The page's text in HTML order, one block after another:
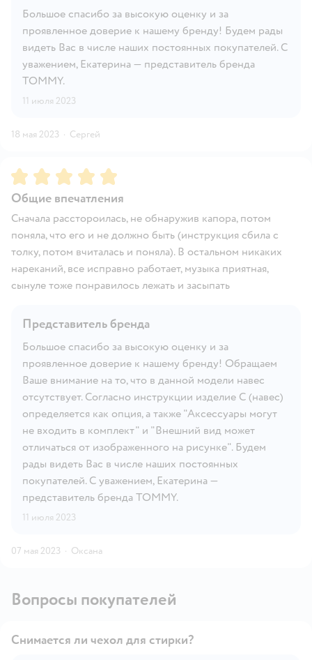
Большое спасибо за высокую оценку и за
проявленное доверие к нашему бренду! Будем рады
видеть Вас в числе наших постоянных покупателей. С
уважением, Екатерина — представитель бренда
TOMMY.
11 июля 2023
18 мая 2023 · Сергей
Рейтинг:5
Общие впечатления
Сначала расстороилась, не обнаружив капора, потом
поняла, что его и не должно быть (инструкция сбила с
толку, потом вчиталась и поняла). В остальном никаких
нареканий, все исправно работает, музыка приятная,
сынуле тоже понравилось лежать и засыпать
Представитель бренда
Большое спасибо за высокую оценку и за
проявленное доверие к нашему бренду! Обращаем
Ваше внимание на то, что в данной модели навес
отсутствует. Согласно инструкции изделие С (навес)
определяется как опция, а также "Аксессуары могут
не входить в комплект" и "Внешний вид может
отличаться от изображенного на рисунке". Будем
рады видеть Вас в числе наших постоянных
покупателей. С уважением, Екатерина —
представитель бренда TOMMY.
11 июля 2023
07 мая 2023 · Оксана
Вопросы покупателей
Снимается ли чехол для стирки?